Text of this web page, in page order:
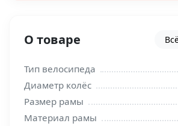
О товаре
Тип велосипеда
Диаметр колёс
Размер рамы
Материал рамы